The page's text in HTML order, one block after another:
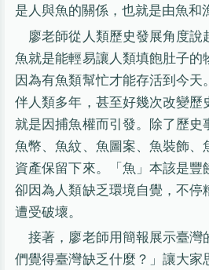
是人與魚的關係，也就是由魚和
廖老師從人類歷史發展角度說
魚就是能輕易讓人類填飽肚子的
因為有魚類幫忙才能存活到今
伴人類多年，甚至好幾次改變歷
就是因捕魚權而引發。除了歷史
魚幣、魚紋、魚圖案、魚裝飾、
資產保留下來。「魚」本該是豐
卻因為人類缺乏環境自覺，不停
遭受破壞。
接著，廖老師用簡報展示臺灣
們覺得臺灣缺乏什麼？」讓大家